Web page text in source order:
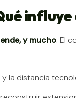
influye
y mucho. El
y la distancia